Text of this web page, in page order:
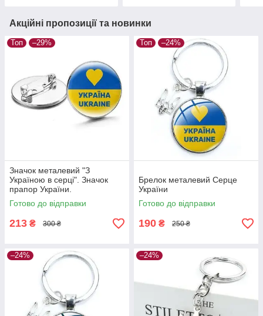
Акційні пропозиції та новинки
Топ –29%
Значок металевий "З
Україною в серці". Значок
прапор України.
Патріотичний значок для
одягу
Готово до відправки
213 ₴ 300 ₴
Топ –24%
Брелок металевий Серце
України
Готово до відправки
190 ₴ 250 ₴
–24% –24%